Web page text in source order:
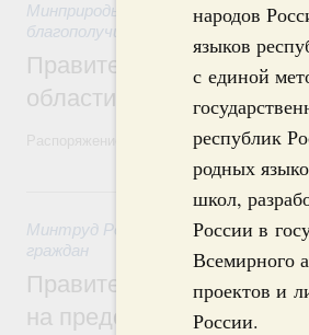
народов
языков
с единой
республик
родных
школ,
России в
Всемирного
проектов и
России.
Минприроды России 5 августа 2026
благополучие»
Правительство
области в рамках
Распоряжение от 3 августа 2026 года
Минтруд России 31 июля 2026,
граждан
Правительство
на предоставление мер